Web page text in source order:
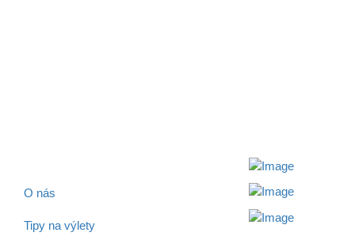
O nás
Tipy na výlety